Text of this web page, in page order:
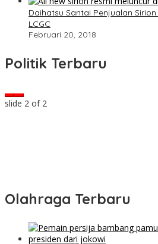
Daihatsu Santai Penjualan
LCGC
Februari 20, 2018
Politik Terbaru
slide 2 of 2
Olahraga Terbaru